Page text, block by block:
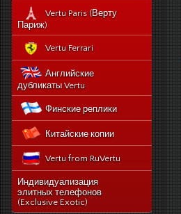
Vertu Constellation X duos
Sim - смартфон Верту
Констелейшен икс на две
сим карты
Vertu Signature touch
Vertu Aster (Верту Астер)
Vertu Ti
Vertu Constellation V
noviy-vertu-signature-
new-touch
catalog
543-vertu-signature-
touch-grape-lizard-
en
category
175-novyj-vertu-
signature-new-touch
Vertu Paris (Верту
Париж)
Vertu Ferrari
Английские
дубликаты Vertu
Финские реплики
Китайские копии
Vertu from RuVertu
Индивидуализация
элитных телефонов
(Exclusive Exotic)